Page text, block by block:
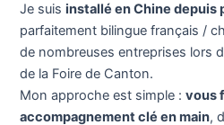
Je suisinstallé en Chine depuis
parfaitement bilingue français /
de nombreuses entreprises lors
de la Foire de Canton.
Mon approche est simple :vous
accompagnement clé en main,